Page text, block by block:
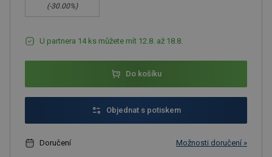
(-30.00%)
U partnera 14 ks můžete mít 12.8. až 18.8.
Do košíku
Objednat s potiskem
Doručení Možnosti doručení »